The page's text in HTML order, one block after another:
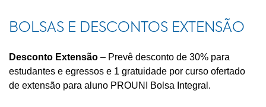
BOLSAS E DESCONTOS EXTENSÃO
Desconto Extensão – Prevê desconto de 30% para
estudantes e egressos e 1 gratuidade por curso ofertado
de extensão para aluno PROUNI Bolsa Integral.